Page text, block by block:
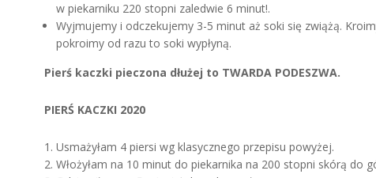
w piekarniku 220 stopni zaledwie 6 minut!.
Wyjmujemy i odczekujemy 3-5 minut aż soki się zwiążą.
pokroimy od razu to soki wypłyną.
Pierś kaczki pieczona dłużej to TWARDA PODESZWA.
PIERŚ KACZKI 2020
Usmażyłam 4 piersi wg klasycznego przepisu powyżej.
Włożyłam na 10 minut do piekarnika na 200 stopni skórą do